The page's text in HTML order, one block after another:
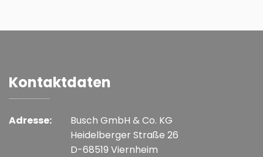
Kontaktdaten
Adresse:
Busch GmbH & Co. KG
Heidelberger Straße 26
D-68519 Viernheim